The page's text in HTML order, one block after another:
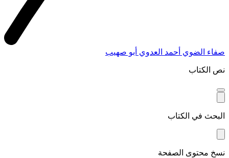
صفاء الضوي أحمد العدوي أبو صهيب
نص الكتاب
البحث في الكتاب
نسخ محتوى الصفحة